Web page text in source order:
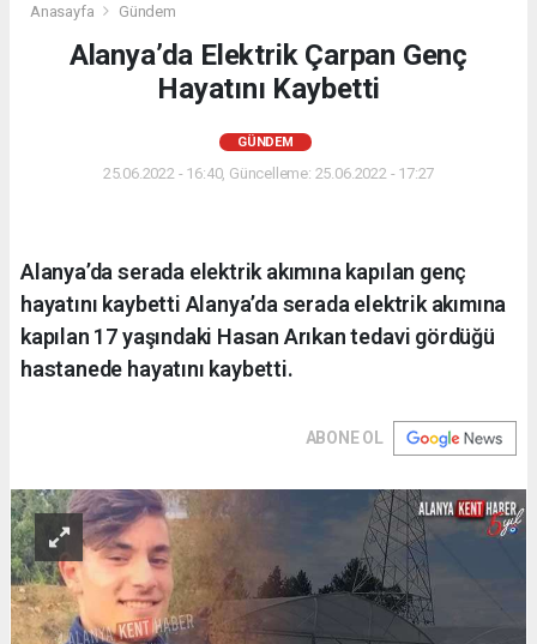
Anasayfa Gündem
Alanya’da Elektrik Çarpan Genç
Hayatını Kaybetti
GÜNDEM
25.06.2022 - 16:40, Güncelleme: 25.06.2022 - 17:27
Alanya’da serada elektrik akımına kapılan genç
hayatını kaybetti Alanya’da serada elektrik akımına
kapılan 17 yaşındaki Hasan Arıkan tedavi gördüğü
hastanede hayatını kaybetti.
ABONE OL